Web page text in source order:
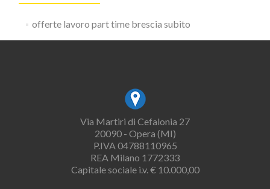
offerte lavoro part time brescia subito
Via Martiri di Cefalonia 27
20090 - Opera (MI)
P.IVA 04788110965
REA Milano 1772333
Capitale sociale i.v. € 10.000,00